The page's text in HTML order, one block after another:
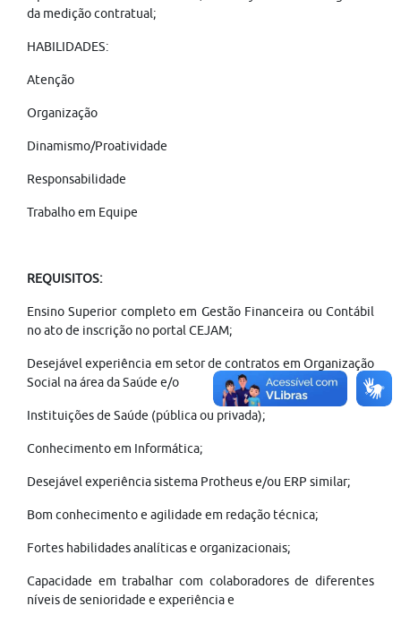
da medição contratual;
HABILIDADES:
Atenção
Organização
Dinamismo/Proatividade
Responsabilidade
Trabalho em Equipe
REQUISITOS:
Ensino Superior completo em Gestão Financeira ou Contábil
no ato de inscrição no portal CEJAM;
Desejável experiência em setor de contratos em Organização
Social na área da Saúde e/o
Instituições de Saúde (pública ou privada);
Conhecimento em Informática;
Desejável experiência sistema Protheus e/ou ERP similar;
Bom conhecimento e agilidade em redação técnica;
Fortes habilidades analíticas e organizacionais;
Capacidade em trabalhar com colaboradores de diferentes
níveis de senioridade e experiência e